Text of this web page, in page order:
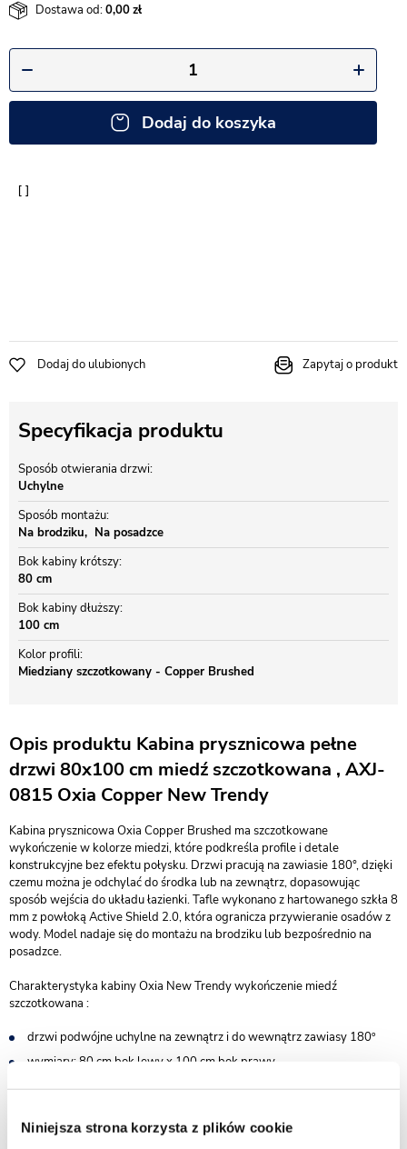
Niniejsza strona korzysta z plików cookie
Dostawa od:0,00
Dodaj do koszyka
Dodaj do ulubionych Zapytaj o produkt
Specyfikacja produktu
Sposób otwierania drzwi
Uchylne
Sposób montażu
Na brodziku
Na posadzce
Bok kabiny krótszy
80 cm
Bok kabiny dłuższy
100 cm
Kolor profili
Miedziany szczotkowany - Copper Brushed
Opis produktu Kabina prysznicowa pełne
drzwi 80x100 cm miedź szczotkowana , AXJ-
0815 Oxia Copper New Trendy
Kabina prysznicowa Oxia Copper Brushed ma szczotkowane
wykończenie w kolorze miedzi, które podkreśla profile i detale
konstrukcyjne bez efektu połysku. Drzwi pracują na zawiasie 180°, dzięki
czemu można je odchylać do środka lub na zewnątrz, dopasowując
sposób wejścia do układu łazienki. Tafle wykonano z hartowanego szkła 8
mm z powłoką Active Shield 2.0, która ogranicza przywieranie osadów z
wody. Model nadaje się do montażu na brodziku lub bezpośrednio na
posadzce.
Charakterystyka kabiny Oxia New Trendy wykończenie miedź
szczotkowana :
drzwi podwójne uchylne na zewnątrz i do wewnątrz zawiasy 180º
wymiary: 80 cm bok lewy x 100 cm bok prawy
wysokość 200 cm
posadzce